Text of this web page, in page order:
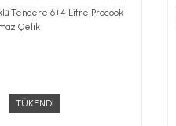
TÜKENDİ